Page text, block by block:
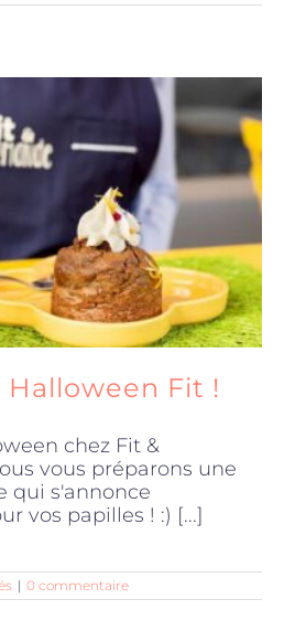
Halloween Fit !
chez Fit &
vous préparons une
qui s'annonce
vos papilles ! :) [...]
| 0 commentaire